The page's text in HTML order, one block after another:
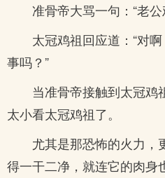
准骨帝大骂一句：“老
太冠鸡祖回应道：“对
事吗？”
当准骨帝接触到太冠鸡
太小看太冠鸡祖了。
尤其是那恐怖的火力，
得一干二净，就连它的肉身